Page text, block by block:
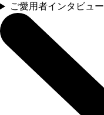
ご愛用者インタビュー